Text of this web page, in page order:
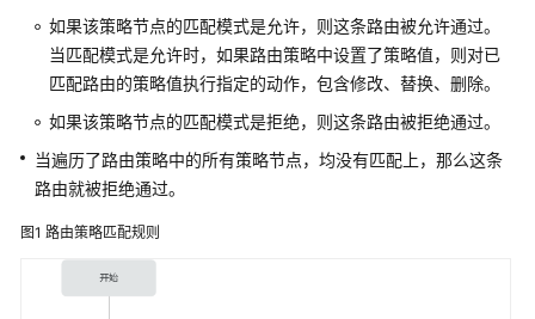
在
路
由
策
中
删
除
略
节
如果该策略节点的匹配模式是允许，则这条路由被允许通过。
当匹配模式是允许时，如果路由策略中设置了策略值，则对已
匹配路由的策略值执行指定的动作，包含修改、替换、删除。
如果该策略节点的匹配模式是拒绝，则这条路由被拒绝通过。
当遍历了路由策略中的所有策略节点，均没有匹配上，那么这条
路由就被拒绝通过。
图1 路由策略匹配规则